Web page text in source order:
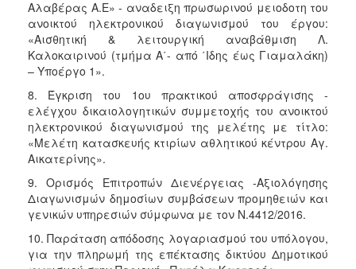
Αλαβέρας Α.Ε» - αναδειξη πρωσωρινού μειοδοτη του
ανοικτού ηλεκτρονικού διαγωνισμού του έργου:
«Αισθητική & λειτουργική αναβάθμιση Λ.
Καλοκαιρινού (τμήμα Α΄- από ΄Ιδης έως Γιαμαλάκη)
– Υποέργο 1».
8. Έγκριση του 1ου πρακτικού αποσφράγισης -
ελέγχου δικαιολογητικών συμμετοχής του ανοικτού
ηλεκτρονικού διαγωνισμού της μελέτης με τίτλο:
«Μελέτη κατασκευής κτιρίων αθλητικού κέντρου Αγ.
Αικατερίνης».
9. Ορισμός Επιτροπών Διενέργειας -Αξιολόγησης
Διαγωνισμών δημοσίων συμβάσεων προμηθειών και
γενικών υπηρεσιών σύμφωνα με τον Ν.4412/2016.
10. Παράταση απόδοσης λογαριασμού του υπόλογου,
για την πληρωμή της επέκτασης δικτύου Δημοτικού